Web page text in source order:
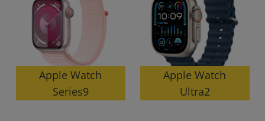
Apple Watch
Series9
Apple Watch
Ultra2
~
モニタサイズ